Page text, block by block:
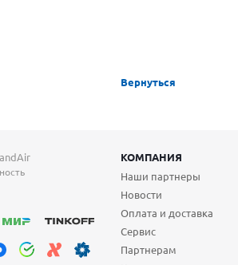
Вернуться
КОМПАНИЯ
Наши партнеры
Новости
Оплата и доставка
Сервис
Партнерам